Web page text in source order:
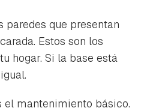
paredes que presentan
Estos son los
hogar. Si la base está
el mantenimiento básico.